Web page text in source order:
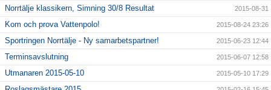
Norrtälje klassikern, Simning 30/8 Resultat 2015-08-31
Kom och prova Vattenpolo! 2015-08-24 23:26
Sportringen Norrtälje - Ny samarbetspartner! 2015-06-23 12:44
Terminsavslutning 2015-06-07 12:58
Utmanaren 2015-05-10 2015-05-10 17:29